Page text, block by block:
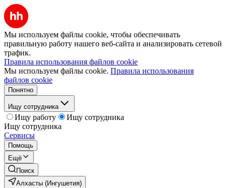
Мы используем файлы cookie, чтобы обеспечивать
правильную работу нашего веб-сайта и анализировать сетевой
трафик.
Правила использования файлов cookie
Мы используем файлы cookie. Правила использования
файлов cookie
Понятно
Ищу сотрудника
Ищу работу
Ищу сотрудника
Ищу сотрудника
Сервисы
Помощь
Ещё
Поиск
Алхасты (Ингушетия)